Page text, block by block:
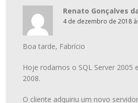
Renato Gonçalves
4 de dezembro de 2018
Boa tarde, Fabrício
Hoje rodamos o SQL Server 2005
2008.
O cliente adquiriu um novo